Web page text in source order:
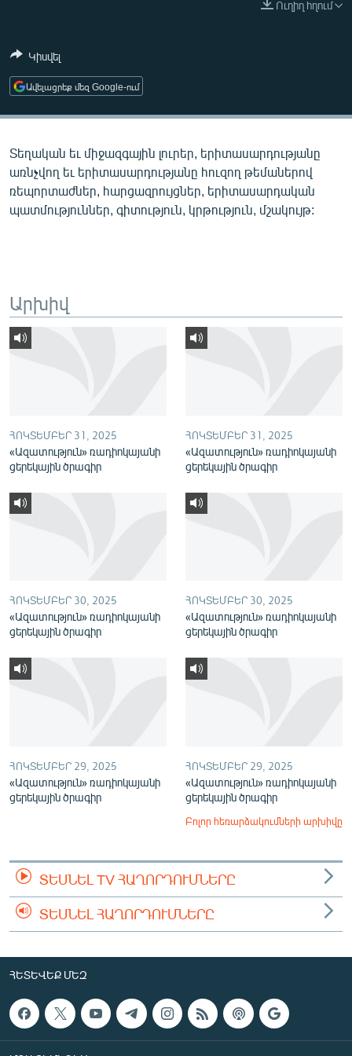
ՄԵԿՆԱԲԱՆՈՒԹՅՈՒՆ
ԿՈՐՈՆԱՎԻՐՈՒՍ
ԱՐԽԻՎ
ՏԵՍԱՆՅՈՒԹԵՐ
ՓՈԴՔԱՍԹ
Հայերեն
ՀԵՏԵՎԵՔ ՄԵԶ
Ուղիղ հղում
Կիսվել
Ավելացրեք մեզ Google-ում
Տեղական եւ միջազգային լուրեր, երիտասարդությանը
առնչվող եւ երիտասարդությանը հուզող թեմաներով
ռեպորտաժներ, հարցազրույցներ, երիտասարդական
պատմություններ, գիտություն, կրթություն, մշակույթ:
Արխիվ
ՀՈԿՏԵՄԲԵՐ 31, 2025
«Ազատություն» ռադիոկայանի
ցերեկային ծրագիր
ՀՈԿՏԵՄԲԵՐ 31, 2025
«Ազատություն» ռադիոկայանի
ցերեկային ծրագիր
ՀՈԿՏԵՄԲԵՐ 30, 2025
«Ազատություն» ռադիոկայանի
ցերեկային ծրագիր
ՀՈԿՏԵՄԲԵՐ 30, 2025
«Ազատություն» ռադիոկայանի
ցերեկային ծրագիր
ՀՈԿՏԵՄԲԵՐ 29, 2025
«Ազատություն» ռադիոկայանի
ցերեկային ծրագիր
ՀՈԿՏԵՄԲԵՐ 29, 2025
«Ազատություն» ռադիոկայանի
ցերեկային ծրագիր
Բոլոր հեռարձակումների արխիվը
ՏԵՍՆԵԼ TV ՀԱՂՈՐԴՈՒՄՆԵՐԸ
ՏԵՍՆԵԼ ՀԱՂՈՐԴՈՒՄՆԵՐԸ
ՀԵՏԵՎԵՔ ՄԵԶ